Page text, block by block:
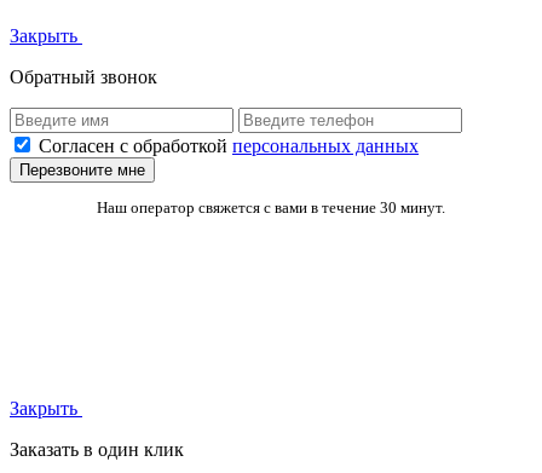
Закрыть
Обратный звонок
Согласен с обработкой персональных данных
Перезвоните мне
Наш оператор свяжется с вами в течение 30 минут.
Закрыть
Заказать в один клик